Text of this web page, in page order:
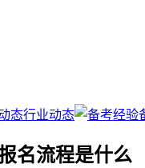
行业动态
名流程是什么